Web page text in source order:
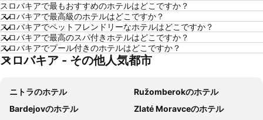
鹿児島のホテル
別府のホテル
軽井沢のホテル
高知のホテル
長崎のホテル
盛岡のホテル
浦安市のホテル
山梨県のホテル
関東地方のホテル
石川県のホテル
宮城県のホテル
兵庫県のホテル
スロバキアで最もおすすめのホテルはどこですか？
スロバキアで最高級のホテルはどこですか？
スロバキアでペットフレンドリーなホテルはどこですか？
スロバキアで最高のスパ付きホテルはどこですか？
スロバキアでプール付きのホテルはどこですか？
スロバキア - その他人気都市
ニトラのホテル
Ružomberokのホテル
Bardejovのホテル
Zlaté Moravceのホテル